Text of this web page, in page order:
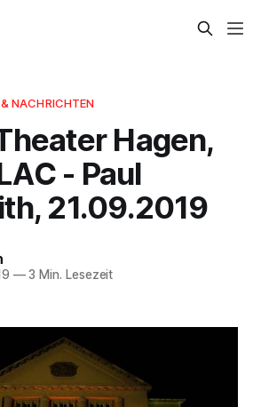
NACHRICHTEN
Hagen,
- Paul
21.09.2019
—3 Min. Lesezeit